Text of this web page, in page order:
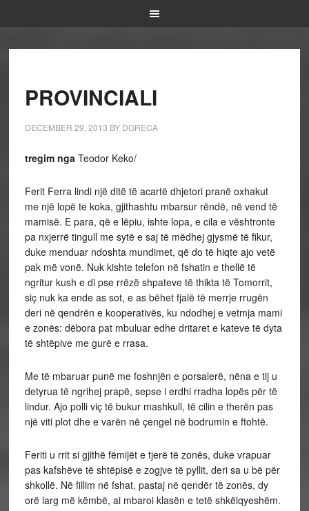
PROVINCIALI
DECEMBER 29, 2013 BY DGRECA
tregim nga Teodor Keko/
Ferit Ferra lindi një ditë të acartë dhjetori pranë oxhakut
me një lopë te koka, gjithashtu mbarsur rëndë, në vend të
mamisë. E para, që e lëpiu, ishte lopa, e cila e vështronte
pa nxjerrë tingull me sytë e saj të mëdhej gjysmë të fikur,
duke menduar ndoshta mundimet, që do të hiqte ajo vetë
pak më vonë. Nuk kishte telefon në fshatin e thellë të
ngritur kush e di pse rrëzë shpateve të thikta të Tomorrit,
siç nuk ka ende as sot, e as bëhet fjalë të merrje rrugën
deri në qendrën e kooperativës, ku ndodhej e vetmja mami
e zonës: dëbora pat mbuluar edhe dritaret e kateve të dyta
të shtëpive me gurë e rrasa.
Me të mbaruar punë me foshnjën e porsalerë, nëna e tij u
detyrua të ngrihej prapë, sepse i erdhi rradha lopës për të
lindur. Ajo polli viç të bukur mashkull, të cilin e therën pas
një viti plot dhe e varën në çengel në bodrumin e ftohtë.
Feriti u rrit si gjithë fëmijët e tjerë të zonës, duke vrapuar
pas kafshëve të shtëpisë e zogjve të pyllit, deri sa u bë për
shkollë. Në fillim në fshat, pastaj në qendër të zonës, dy
orë larg më këmbë, ai mbaroi klasën e tetë shkëlqyeshëm.